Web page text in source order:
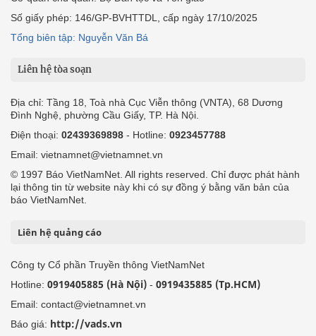
Số giấy phép: 146/GP-BVHTTDL, cấp ngày 17/10/2025
Tổng biên tập: Nguyễn Văn Bá
Liên hệ tòa soạn
Địa chỉ: Tầng 18, Toà nhà Cục Viễn thông (VNTA), 68 Dương
Đình Nghệ, phường Cầu Giấy, TP. Hà Nội.
Điện thoại: 02439369898 - Hotline: 0923457788
Email: vietnamnet@vietnamnet.vn
© 1997 Báo VietNamNet. All rights reserved. Chỉ được phát hành
lại thông tin từ website này khi có sự đồng ý bằng văn bản của
báo VietNamNet.
Liên hệ quảng cáo
Công ty Cổ phần Truyền thông VietNamNet
Hotline: 0919405885 (Hà Nội) - 0919435885 (Tp.HCM)
Email: contact@vietnamnet.vn
Báo giá: http://vads.vn